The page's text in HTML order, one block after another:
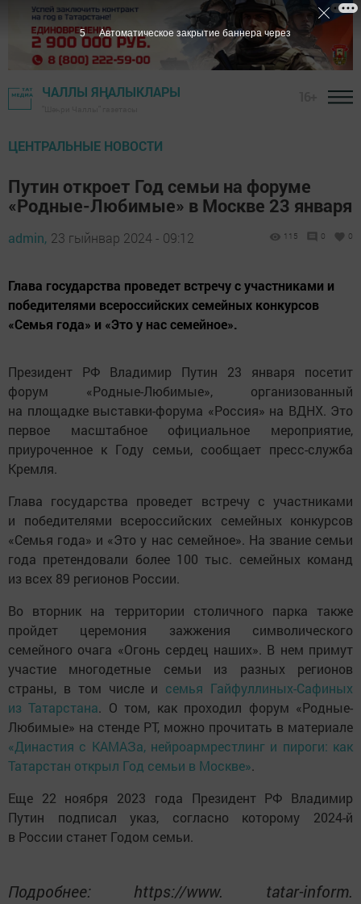
ЧАЛЛЫ ЯҢАЛЫКЛАРЫ
ЦЕНТРАЛЬНЫЕ НОВОСТИ
Путин откроет Год семьи на форуме
«Родные-Любимые» в Москве 23 января
admin, 23 гыйнвар 2024 - 09:12 115 0 0
Глава государства проведет встречу с участниками и
победителями всероссийских семейных конкурсов
«Семья года» и «Это у нас семейное».
Президент РФ Владимир Путин 23 января посетит
форум «Родные-Любимые», организованный
на площадке выставки-форума «Россия» на ВДНХ. Это
первое масштабное официальное мероприятие,
приуроченное к Году семьи, сообщает пресс-служба
Кремля.
Глава государства проведет встречу с участниками
и победителями всероссийских семейных конкурсов
«Семья года» и «Это у нас семейное». На звание семьи
года претендовали более 100 тыс. семейных команд
из всех 89 регионов России.
Во вторник на территории столичного парка также
пройдет церемония зажжения символического
семейного очага «Огонь сердец наших». В нем примут
участие многодетные семьи из разных регионов
страны, в том числе и семья Гайфуллиных-Сафиных
из Татарстана. О том, как проходил форум «Родные-
Любимые» на стенде РТ, можно прочитать в материале
«Династия с КАМАЗа, нейроармрестлинг и пироги: как
Татарстан открыл Год семьи в Москве».
Еще 22 ноября 2023 года Президент РФ Владимир
Путин подписал указ, согласно которому 2024-й
в России станет Годом семьи.
Подробнее: https://www. tatar-inform.
4 Автоматическое закрытие баннера через